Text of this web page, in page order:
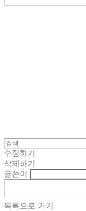
수정하기
삭제하기
글쓴이
목록으로 가기